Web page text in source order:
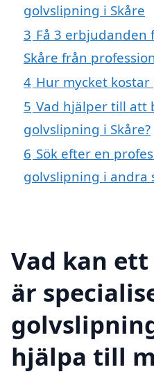
golvslipning i Skåre
3 Få 3 erbjudanden
Skåre från
4 Hur mycket
5 Vad hjälper till att
golvslipning i Skåre?
6 Sök efter en
golvslipning i andra
Vad kan
är
hjälpa till